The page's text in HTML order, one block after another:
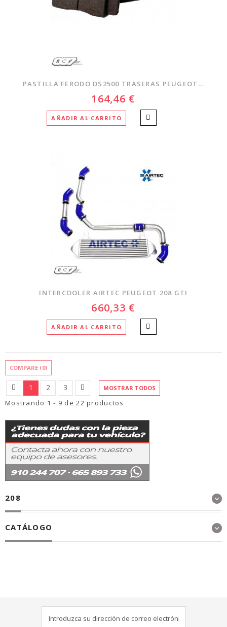
PASTILLA FERODO DS2500 TRASERAS PEUGEOT...
164,46 €
AÑADIR AL CARRITO
INTERCOOLER AIRTEC PEUGEOT 208 GTI
660,33 €
AÑADIR AL CARRITO
COMPARE (0)
MOSTRAR TODOS
1 2 3
Mostrando 1 - 9 de 22 productos
208
CATÁLOGO